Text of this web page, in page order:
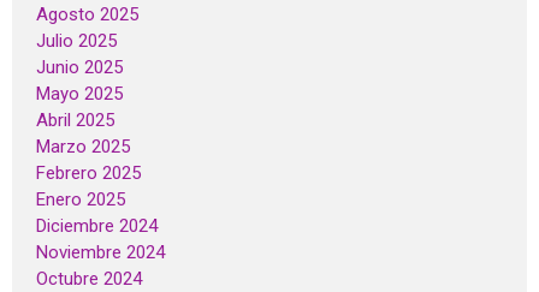
Agosto 2025
Julio 2025
Junio 2025
Mayo 2025
Abril 2025
Marzo 2025
Febrero 2025
Enero 2025
Diciembre 2024
Noviembre 2024
Octubre 2024